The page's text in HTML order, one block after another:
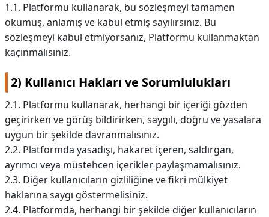
1.1. Platformu kullanarak, bu sözleşmeyi tamamen
okumuş, anlamış ve kabul etmiş sayılırsınız. Bu
sözleşmeyi kabul etmiyorsanız, Platformu kullanmaktan
kaçınmalısınız.
2) Kullanıcı Hakları ve Sorumlulukları
2.1. Platformu kullanarak, herhangi bir içeriği gözden
geçirirken ve görüş bildirirken, saygılı, doğru ve yasalara
uygun bir şekilde davranmalısınız.
2.2. Platformda yasadışı, hakaret içeren, saldırgan,
ayrımcı veya müstehcen içerikler paylaşmamalısınız.
2.3. Diğer kullanıcıların gizliliğine ve fikri mülkiyet
haklarına saygı göstermelisiniz.
2.4. Platformda, herhangi bir şekilde diğer kullanıcıların